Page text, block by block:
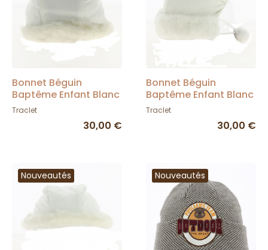
Bonnet Béguin
Baptême Enfant Blanc
- Traclet
Traclet
30,00 €
Bonnet Béguin
Baptême Enfant Blanc
- Traclet
Traclet
30,00 €
Nouveautés Nouveautés